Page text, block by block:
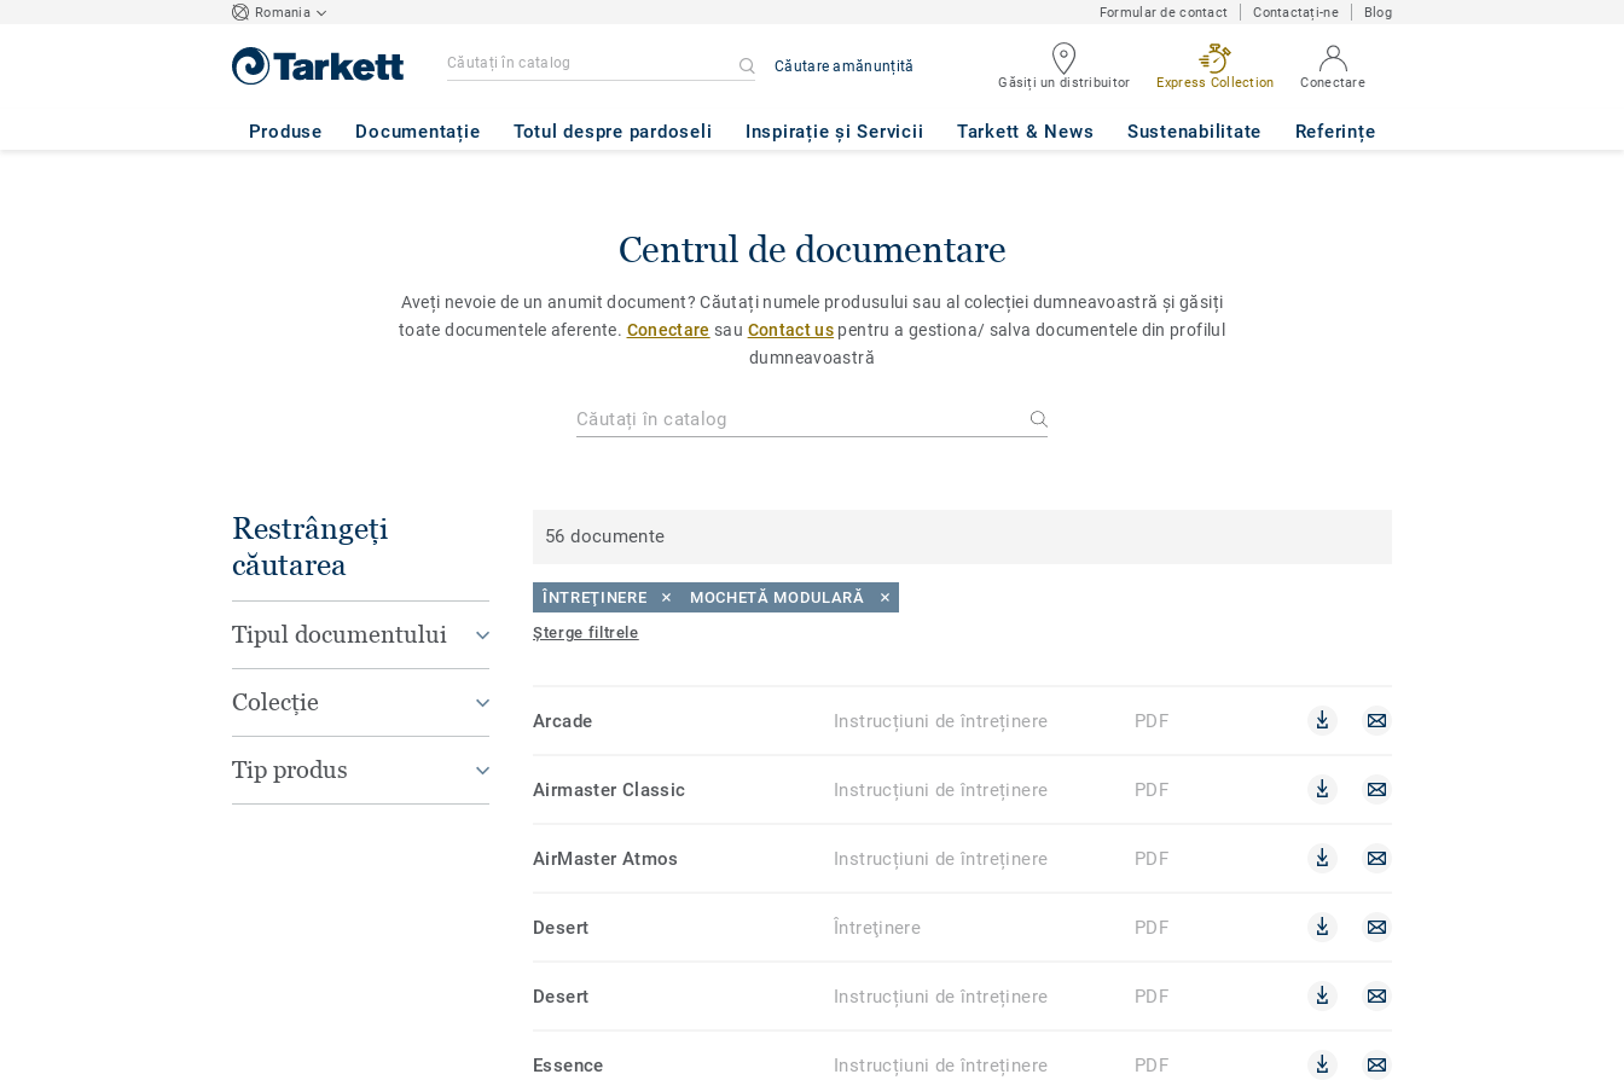
Romania Formular de contact Contactați-ne Blog
Căutare amănunțită
Găsiți un distribuitor Express Collection Conectare
Produse Documentație Totul despre pardoseli Inspirație și Servicii Tarkett & News Sustenabilitate Referințe
Centrul de documentare
Aveți nevoie de un anumit document? Căutați numele produsului sau al colecției dumneavoastră și găsiți
toate documentele aferente. Conectare sau Contact us pentru a gestiona/ salva documentele din profilul
dumneavoastră
Restrângeți
căutarea
Tipul documentului
Colecție
Tip produs
56 documente
ÎNTREŢINERE
MOCHETĂ MODULARĂ
Șterge filtrele
Arcade Instrucțiuni de întreținere PDF
Airmaster Classic Instrucțiuni de întreținere PDF
AirMaster Atmos Instrucțiuni de întreținere PDF
Desert Întreţinere PDF
Desert Instrucțiuni de întreținere PDF
Essence Instrucțiuni de întreținere PDF